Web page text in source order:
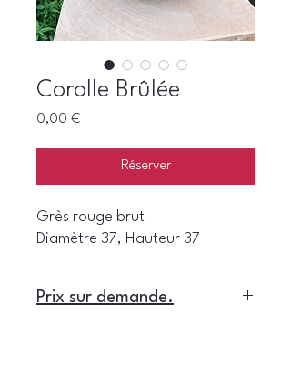
Corolle Brûlée
0,00 €Prix
Réserver
Grès rouge brut
Diamètre 37, Hauteur 37
Prix sur demande.